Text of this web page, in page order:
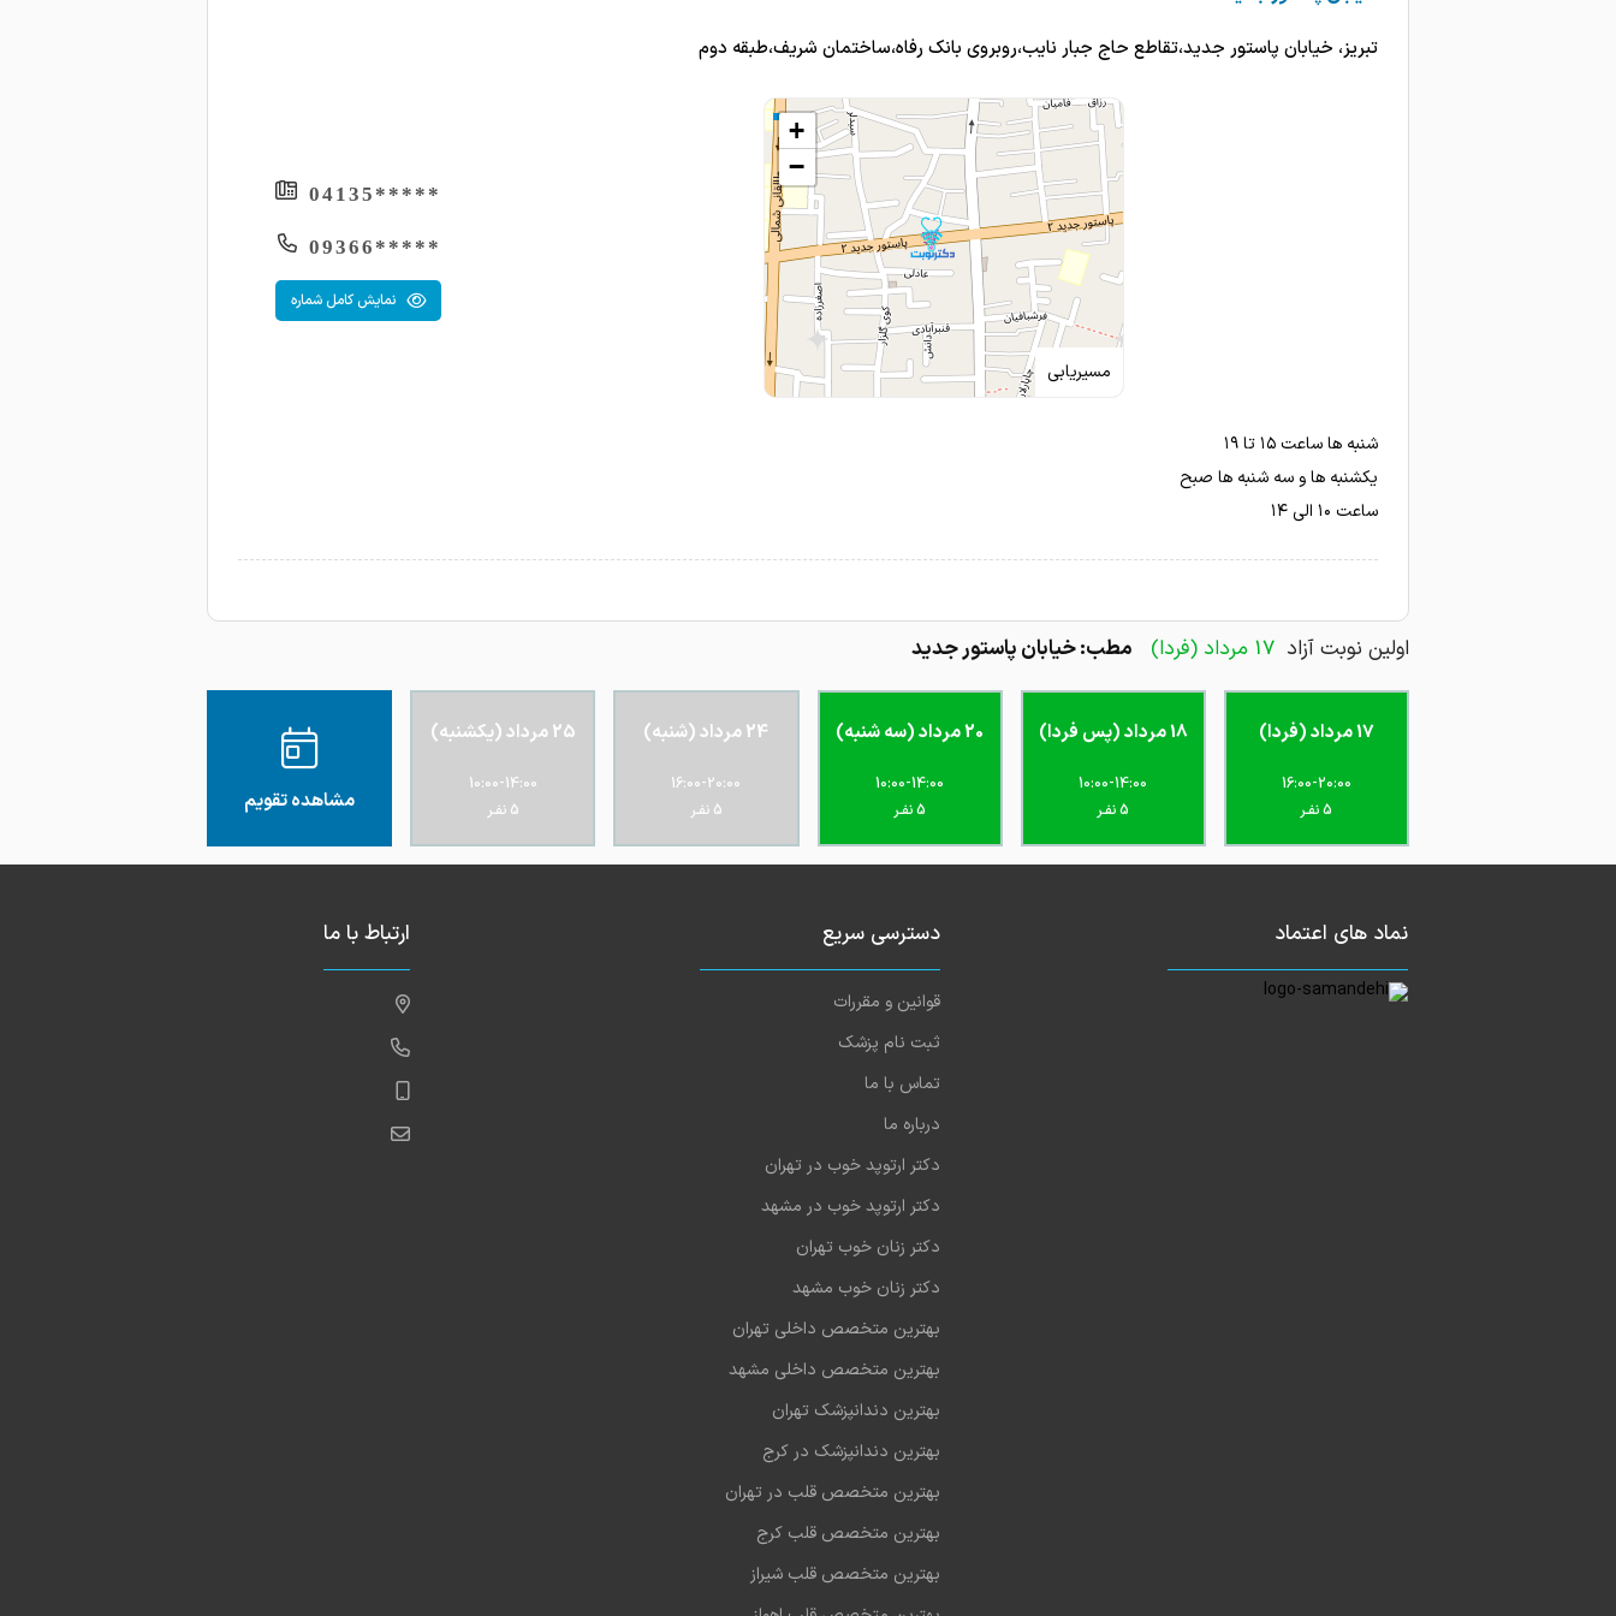
برا آفت دهانم مراجعه کرده بودم تشخیص وطبات عالی بود 1403-04-31
1403-04-13
1403-04-04
بسیار خوب
اولین نوبت آزاد 17 مرداد (فردا) مطب: خیابان پاستور جدید
17 مرداد (فردا)
16:00-20:00
5 نفـر
18 مرداد (پس فردا)
10:00-14:00
5 نفـر
20 مرداد (سه شنبه)
10:00-14:00
5 نفـر
24 مرداد (شنبه)
16:00-20:00
5 نفـر
25 مرداد (یکشنبه)
10:00-14:00
5 نفـر
مشاهده تقویم
تبریز، خیابان پاستور جدید،تقاطع حاج جبار نایب،روبروی بانک رفاه،ساختمان شریف،طبقه دوم
مسیریابی
+
−
*****04135
*****09366
نمایش کامل شماره
شنبه ها ساعت ۱۵ تا ۱۹
یکشنبه ها و سه شنبه ها صبح
ساعت ۱۰ الی ۱۴
نماد های اعتماد دسترسی سریع
قوانین و مقررات
ثبت نام پزشک
تماس با ما
درباره ما
دکتر ارتوپد خوب در تهران
دکتر ارتوپد خوب در مشهد
دکتر زنان خوب تهران
دکتر زنان خوب مشهد
بهترین متخصص داخلی تهران
بهترین متخصص داخلی مشهد
بهترین دندانپزشک تهران
بهترین دندانپزشک در کرج
بهترین متخصص قلب در تهران
بهترین متخصص قلب کرج
بهترین متخصص قلب شیراز
ارتباط با ما